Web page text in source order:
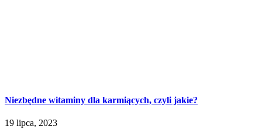
Niezbędne witaminy dla karmiących, czyli jakie?
19 lipca, 2023